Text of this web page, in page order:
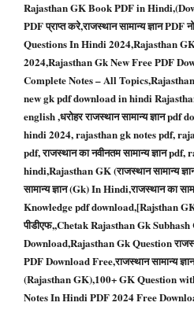
Rajasthan GK Book PDF in
PDF प्राप्त करे,राजस्थान सामान्य ज्ञान
Questions In Hindi 2024,Rajasthan
2024,Rajasthan Gk New Free PDF
Complete Notes – All
new gk pdf download in hindi
english ,धरोहर राजस्थान सामान्य ज्ञान
hindi 2024, rajasthan gk notes pdf,
pdf, राजस्थान का नवीनतम सामान्य ज्ञान
hindi,Rajasthan GK (राजस्थान सामान्य
सामान्य ज्ञान (Gk) In Hindi,राजस्थान का
Knowledge pdf download,[Rajsthan GK]
पीडीएफ,,Chetak Rajasthan Gk
Download,Rajasthan Gk Question
PDF Download Free,राजस्थान सामान्य
(Rajasthan GK),100+ GK Question
Notes In Hindi PDF 2024 Free